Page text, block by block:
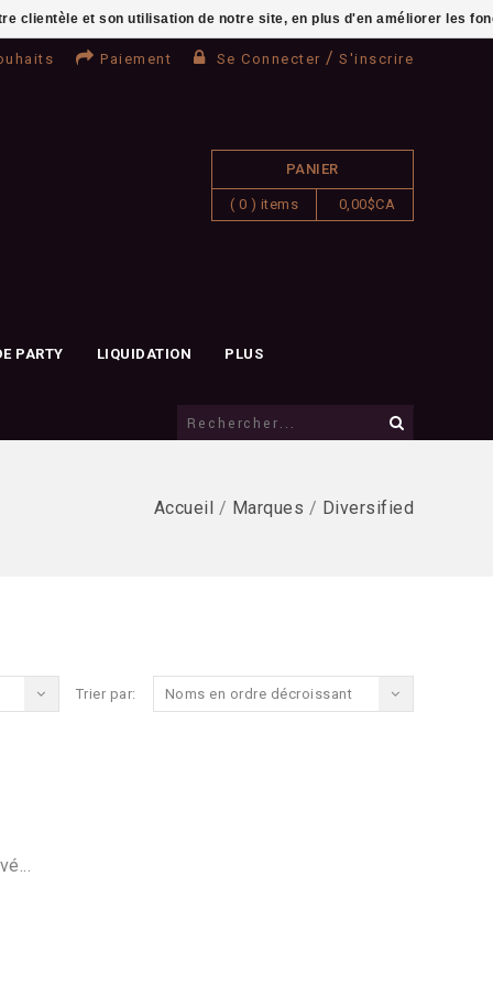
Paiement Se Connecter / S'inscrire
PANIER
( 0 ) items 0,00$CA
PARTY LIQUIDATION PLUS
Accueil / Marques / Diversified
Trier par: Noms en ordre décroissant
clientèle et son utilisation de notre site, en plus d'en améliorer les